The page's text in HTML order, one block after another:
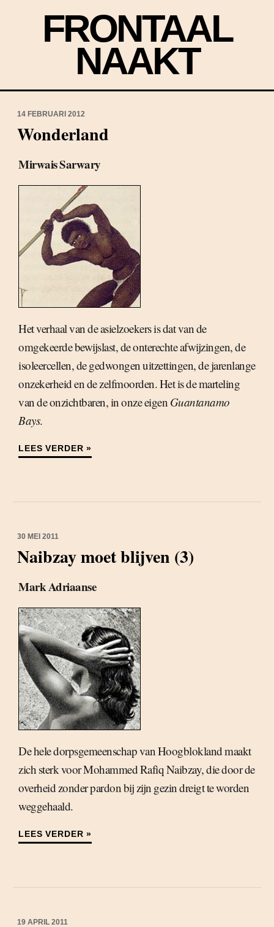
FRONTAAL
NAAKT
14 FEBRUARI 2012
Wonderland
Mirwais Sarwary
Het verhaal van de asielzoekers is dat van de
omgekeerde bewijslast, de onterechte afwijzingen, de
isoleercellen, de gedwongen uitzettingen, de jarenlange
onzekerheid en de zelfmoorden. Het is de marteling
van de onzichtbaren, in onze eigen Guantanamo
Bays.
LEES VERDER »
30 MEI 2011
Naibzay moet blijven (3)
Mark Adriaanse
De hele dorpsgemeenschap van Hoogblokland maakt
zich sterk voor Mohammed Rafiq Naibzay, die door de
overheid zonder pardon bij zijn gezin dreigt te worden
weggehaald.
LEES VERDER »
19 APRIL 2011